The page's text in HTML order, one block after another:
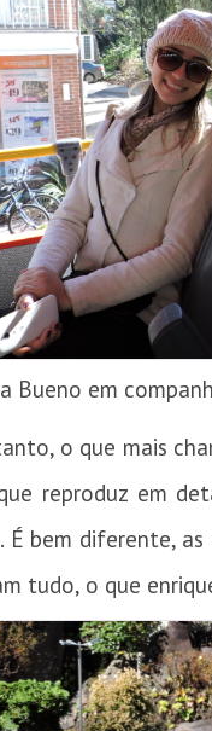
Bueno em
o que mais
reproduz em
É bem diferente,
tudo, o que